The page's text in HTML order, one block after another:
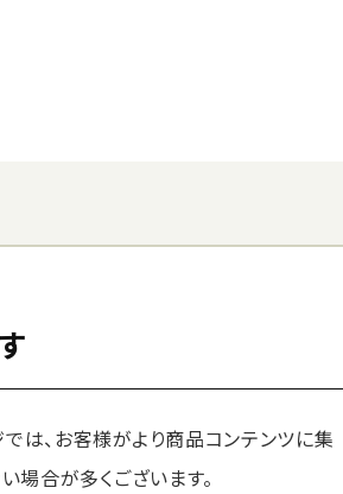
は、お客様がより商品コンテンツに集
場合が多くございます。